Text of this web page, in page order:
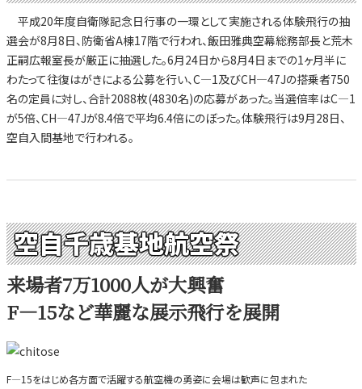
平成20年度自衛隊記念日行事の一環として実施される体験飛行の抽
選会が8月8日、防衛省A棟17階で行われ、飯田雅典空幕総務部長と荒木
正嗣広報室長が厳正に抽選した。6月24日から8月4日までの1ヶ月半に
わたって往復はがきによる公募を行い、C―1及びCH―47Jの搭乗者750
名の定員に対し、合計2088枚(4830名)の応募があった。当選倍率はC―1
が5倍、CH―47Jが8.4倍で平均6.4倍にのぼった。体験飛行は9月28日、
空自入間基地で行われる。
空自千歳基地航空祭
来場者7万1000人が大興奮
F―15など華麗な展示飛行を展開
F―15をはじめ各方面で活躍する航空機の勇姿に会場は歓声に包まれた